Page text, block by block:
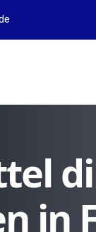
in